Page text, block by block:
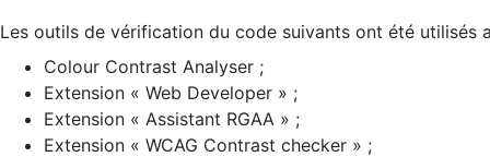
Les outils de vérification du code suivants ont été utilisés
Colour Contrast Analyser ;
Extension « Web Developer » ;
Extension « Assistant RGAA » ;
Extension « WCAG Contrast checker » ;